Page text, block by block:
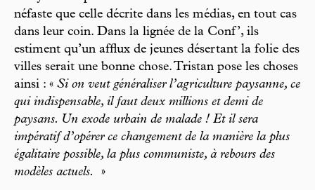
néfaste que celle décrite dans les médias, en tout cas
dans leur coin. Dans la lignée de la Conf’, ils
estiment qu’un afflux de jeunes désertant la folie des
villes serait une bonne chose. Tristan pose les choses
ainsi : « Si on veut généraliser l’agriculture paysanne, ce
qui indispensable, il faut deux millions et demi de
paysans. Un exode urbain de malade ! Et il sera
impératif d’opérer ce changement de la manière la plus
égalitaire possible, la plus communiste, à rebours des
modèles actuels.
»